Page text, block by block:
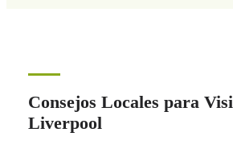
Consejos Locales para
Liverpool